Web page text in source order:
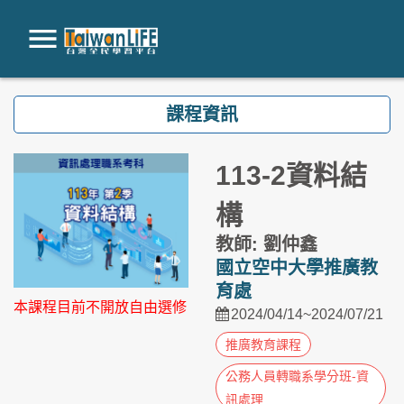
跳到主要內容
課程資訊
本課程目前不開放自由選修
113-2資料結
構
教師: 劉仲鑫
國立空中大學推廣教
育處
2024/04/14~2024/07/21
推廣教育課程
公務人員轉職系學分班-資
訊處理